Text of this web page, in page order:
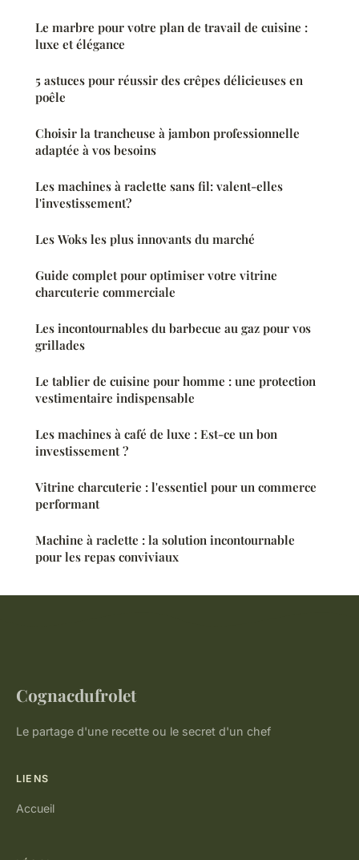
Le marbre pour votre plan de travail de cuisine :
luxe et élégance
5 astuces pour réussir des crêpes délicieuses en
poêle
Choisir la trancheuse à jambon professionnelle
adaptée à vos besoins
Les machines à raclette sans fil: valent-elles
l'investissement?
Les Woks les plus innovants du marché
Guide complet pour optimiser votre vitrine
charcuterie commerciale
Les incontournables du barbecue au gaz pour vos
grillades
Le tablier de cuisine pour homme : une protection
vestimentaire indispensable
Les machines à café de luxe : Est-ce un bon
investissement ?
Vitrine charcuterie : l'essentiel pour un commerce
performant
Machine à raclette : la solution incontournable
pour les repas conviviaux
Cognacdufrolet
Le partage d'une recette ou le secret d'un chef
LIENS
Accueil